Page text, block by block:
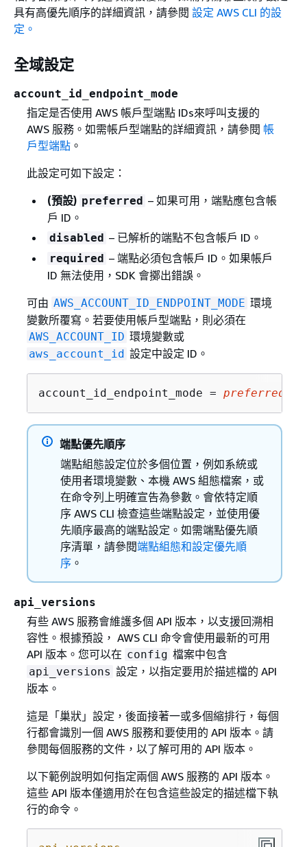
具有高優先順序的詳細資訊，請參閱 設定 AWS CLI 的設
定。
全域設定
account_id_endpoint_mode
指定是否使用 AWS 帳戶型端點 IDs來呼叫支援的
AWS 服務。如需帳戶型端點的詳細資訊，請參閱 帳
戶型端點。
此設定可如下設定：
(預設) preferred – 如果可用，端點應包含帳
戶 ID。
disabled – 已解析的端點不包含帳戶 ID。
required – 端點必須包含帳戶 ID。如果帳戶
ID 無法使用，SDK 會擲出錯誤。
可由 AWS_ACCOUNT_ID_ENDPOINT_MODE 環境
變數所覆寫。若要使用帳戶型端點，則必須在
AWS_ACCOUNT_ID 環境變數或
aws_account_id 設定中設定 ID。
account_id_endpoint_mode = preferred
端點優先順序
端點組態設定位於多個位置，例如系統或
使用者環境變數、本機 AWS 組態檔案，或
在命令列上明確宣告為參數。會依特定順
序 AWS CLI 檢查這些端點設定，並使用優
先順序最高的端點設定。如需端點優先順
序清單，請參閱端點組態和設定優先順
序。
api_versions
有些 AWS 服務會維護多個 API 版本，以支援回溯相
容性。根據預設， AWS CLI 命令會使用最新的可用
API 版本。您可以在 config 檔案中包含
api_versions 設定，以指定要用於描述檔的 API
版本。
這是「巢狀」設定，後面接著一或多個縮排行，每個
行都會識別一個 AWS 服務和要使用的 API 版本。請
參閱每個服務的文件，以了解可用的 API 版本。
以下範例說明如何指定兩個 AWS 服務的 API 版本。
這些 API 版本僅適用於在包含這些設定的描述檔下執
行的命令。